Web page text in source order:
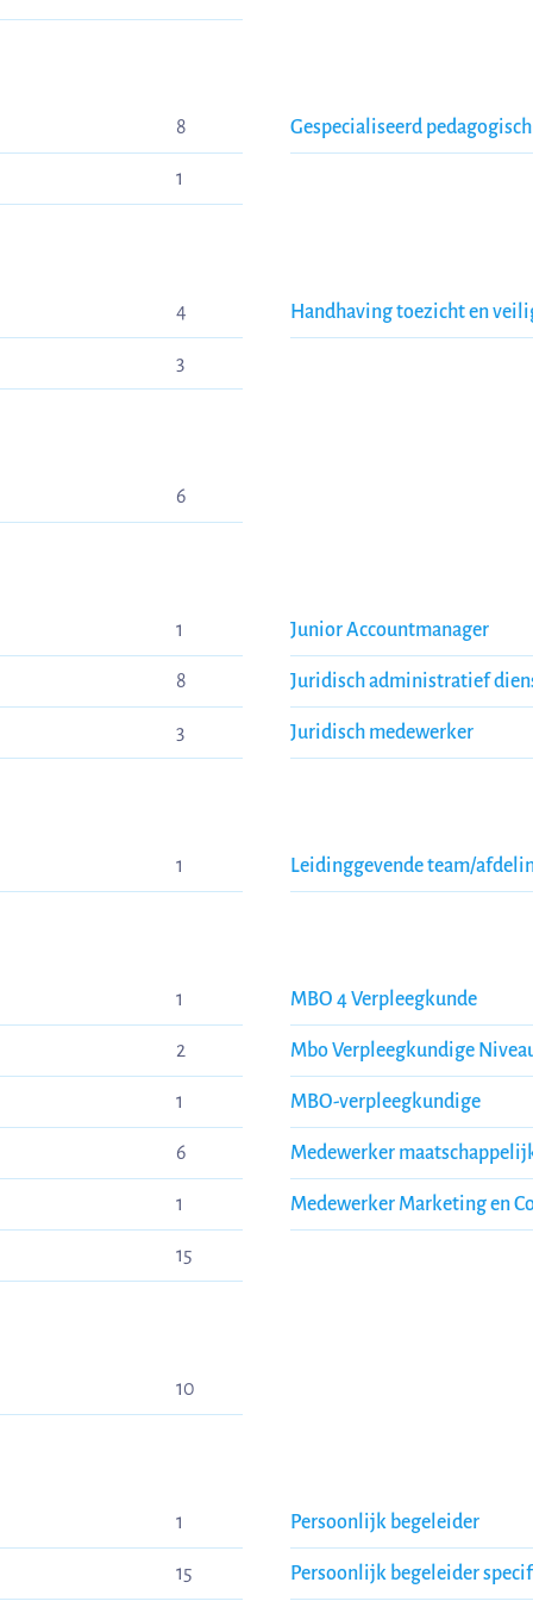
8 Gespecialiseerd
1
4 Handhaving toezicht en
3
6
1 Junior Accountmanager
8 Juridisch administratief
3 Juridisch medewerker
1 Leidinggevende team/
1 MBO 4 Verpleegkunde
2 Mbo Verpleegkundige
1 MBO-verpleegkundige
6 Medewerker
1 Medewerker Marketing en
15
10
1 Persoonlijk begeleider
15 Persoonlijk begeleider